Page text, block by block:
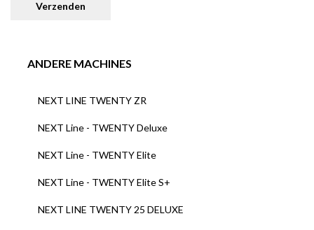
ANDERE MACHINES
NEXT LINE TWENTY ZR
NEXT Line - TWENTY Deluxe
NEXT Line - TWENTY Elite
NEXT Line - TWENTY Elite S+
NEXT LINE TWENTY 25 DELUXE